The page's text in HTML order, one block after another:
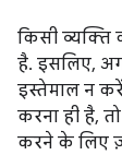
किसी व्यक्ति
है. इसलिए,
इस्तेमाल न
करना ही है,
करने के लिए